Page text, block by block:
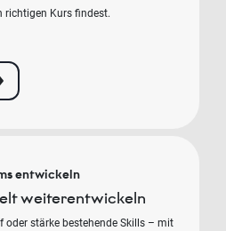
richtigen Kurs findest.
entwickeln
weiterentwickeln
oder stärke bestehende Skills – mit